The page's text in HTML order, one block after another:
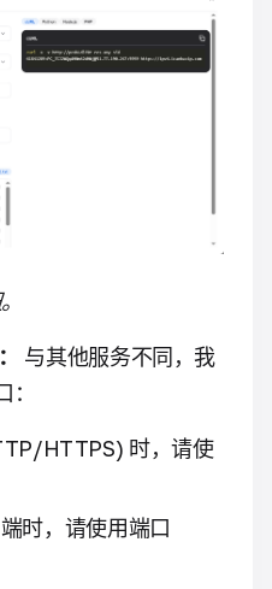
与其他服务不同，我
HTTPS) 时，请使
时，请使用端口